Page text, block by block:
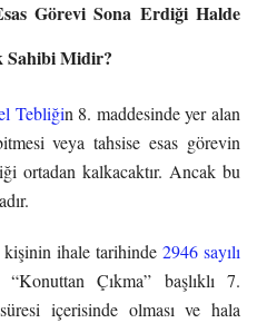
Görevi Sona Erdiği Halde
Sahibi Midir?
Tebliğin 8. maddesinde yer alan
veya tahsise esas görevin
ortadan kalkacaktır. Ancak bu
ihale tarihinde 2946 sayılı
“Konuttan Çıkma” başlıklı 7.
içerisinde olması ve hala